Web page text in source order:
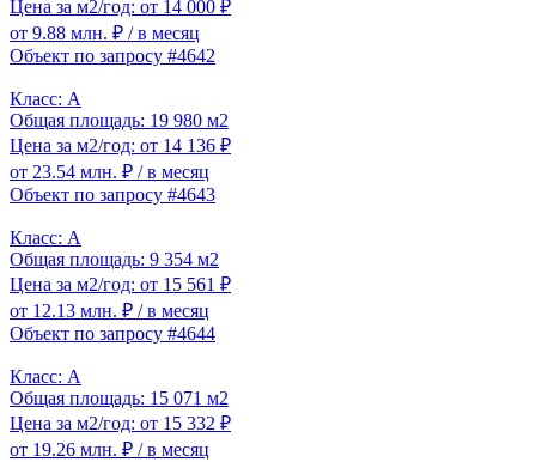
Цена за м2/год: от 14 000 ₽
от 9.88 млн. ₽ / в месяц
Объект по запросу #4642
Класс: A
Общая площадь: 19 980 м2
Цена за м2/год: от 14 136 ₽
от 23.54 млн. ₽ / в месяц
Объект по запросу #4643
Класс: A
Общая площадь: 9 354 м2
Цена за м2/год: от 15 561 ₽
от 12.13 млн. ₽ / в месяц
Объект по запросу #4644
Класс: A
Общая площадь: 15 071 м2
Цена за м2/год: от 15 332 ₽
от 19.26 млн. ₽ / в месяц